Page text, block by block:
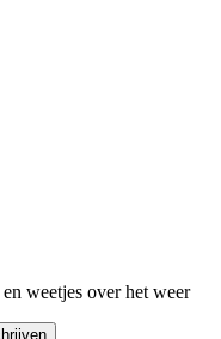
weetjes over het weer